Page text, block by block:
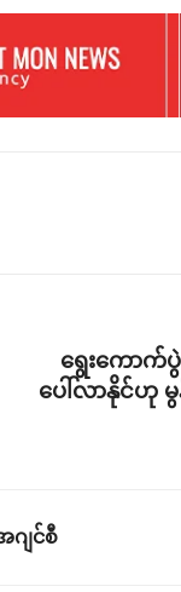
ရွေးကောက်
ပေါ်လာနိုင်ဟု
ျင်စီ